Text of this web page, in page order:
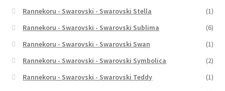
Rannekoru - Swarovski - Swarovski Stella
(1)
Rannekoru - Swarovski - Swarovski Sublima
(6)
Rannekoru - Swarovski - Swarovski Swan
(1)
Rannekoru - Swarovski - Swarovski Symbolica
(2)
Rannekoru - Swarovski - Swarovski Teddy
(1)